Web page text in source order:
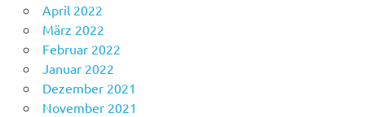
April 2022
März 2022
Februar 2022
Januar 2022
Dezember 2021
November 2021